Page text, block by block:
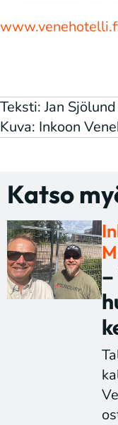
Teksti: Jan Sjölund
Kuva: Inkoon
Katso